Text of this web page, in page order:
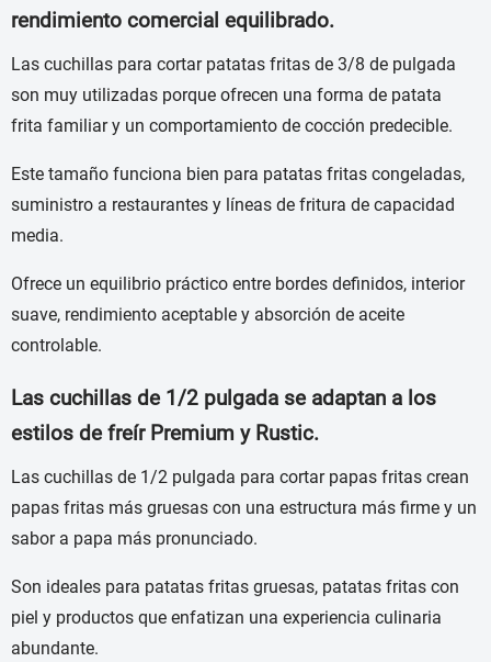
rendimiento comercial equilibrado.
Las cuchillas para cortar patatas fritas de 3/8 de pulgada
son muy utilizadas porque ofrecen una forma de patata
frita familiar y un comportamiento de cocción predecible.
Este tamaño funciona bien para patatas fritas congeladas,
suministro a restaurantes y líneas de fritura de capacidad
media.
Ofrece un equilibrio práctico entre bordes definidos, interior
suave, rendimiento aceptable y absorción de aceite
controlable.
Las cuchillas de 1/2 pulgada se adaptan a los
estilos de freír Premium y Rustic.
Las cuchillas de 1/2 pulgada para cortar papas fritas crean
papas fritas más gruesas con una estructura más firme y un
sabor a papa más pronunciado.
Son ideales para patatas fritas gruesas, patatas fritas con
piel y productos que enfatizan una experiencia culinaria
abundante.